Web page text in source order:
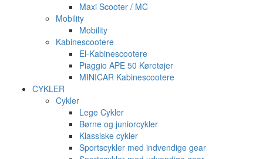
Maxi Scooter / MC
Mobility
Mobility
Kabinescootere
El-Kabinescootere
Piaggio APE 50 Køretøjer
MINICAR Kabinescootere
CYKLER
Cykler
Lege Cykler
Børne og juniorcykler
Klassiske cykler
Sportscykler med indvendige gear